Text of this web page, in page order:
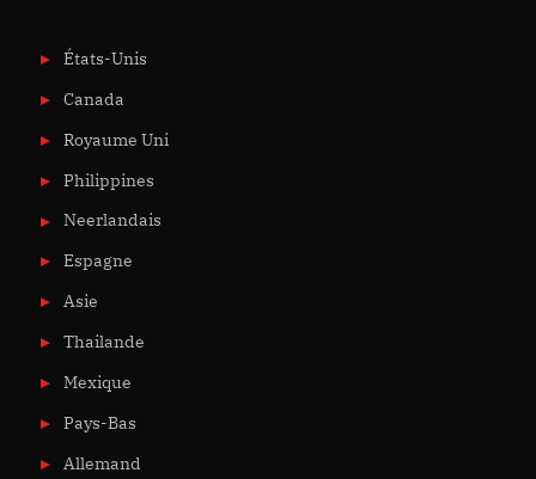
États-Unis
Canada
Royaume Uni
Philippines
Neerlandais
Espagne
Asie
Thailande
Mexique
Pays-Bas
Allemand